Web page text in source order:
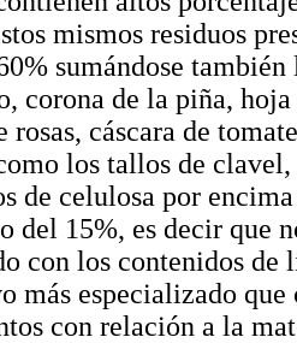
mismos residuos
sumándose
corona de la piña,
rosas, cáscara de
los tallos de
de celulosa por
del 15%, es decir que
con los contenidos de
más especializado
con relación a la